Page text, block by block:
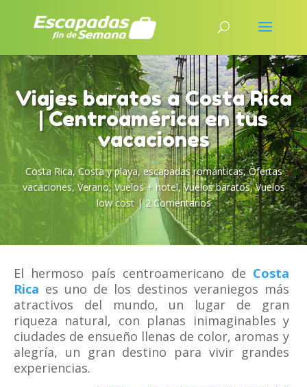
Viajes baratos a Costa Rica
| Centroamérica en tus
vacaciones
Costa Rica,Costa y playa,escapadas románticas,Ofertas
vacaciones,Verano,Vuelos + hotel,Vuelos baratos,Vuelos
low cost|2 Comentarios
El hermoso país centroamericano de Costa
Rica es uno de los destinos veraniegos más
atractivos del mundo, un lugar de gran
riqueza natural, con planas inimaginables y
ciudades de ensueño llenas de color, aromas y
alegría, un gran destino para vivir grandes
experiencias.